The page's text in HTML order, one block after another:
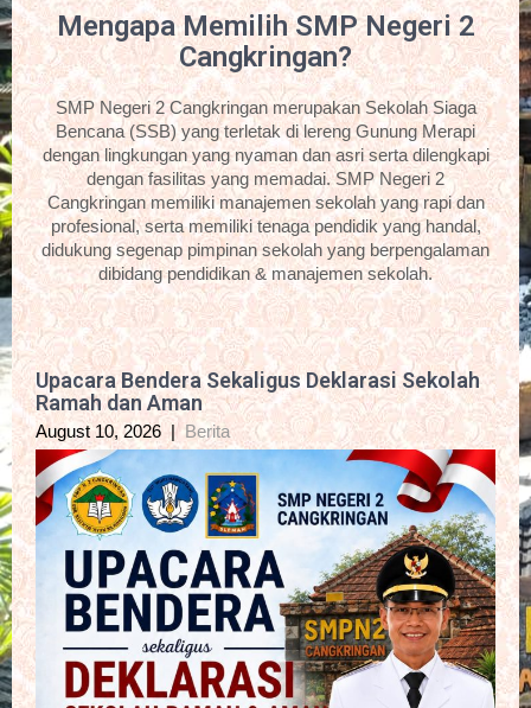
Mengapa Memilih SMP Negeri 2
Cangkringan?
SMP Negeri 2 Cangkringan merupakan Sekolah Siaga
Bencana (SSB) yang terletak di lereng Gunung Merapi
dengan lingkungan yang nyaman dan asri serta dilengkapi
dengan fasilitas yang memadai. SMP Negeri 2
Cangkringan memiliki manajemen sekolah yang rapi dan
profesional, serta memiliki tenaga pendidik yang handal,
didukung segenap pimpinan sekolah yang berpengalaman
dibidang pendidikan & manajemen sekolah.
Upacara Bendera Sekaligus Deklarasi Sekolah
Ramah dan Aman
August 10, 2026 | Berita